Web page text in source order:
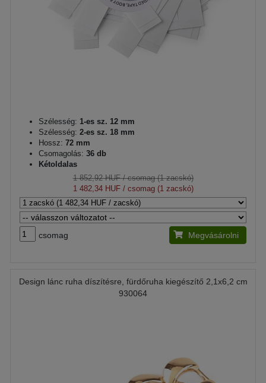
Szélesség: 1-es sz. 12 mm
Szélesség: 2-es sz. 18 mm
Hossz: 72 mm
Csomagolás: 36 db
Kétoldalas
1 852,92 HUF/ csomag (1 zacskó)
1 482,34 HUF/ csomag (1 zacskó)
csomag Megvásárolni
Design lánc ruha díszítésre, fürdőruha kiegészítő 2,1x6,2 cm
930064